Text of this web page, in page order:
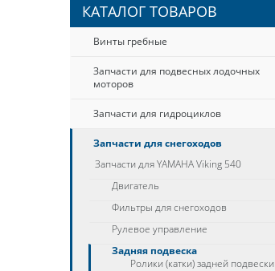
КАТАЛОГ ТОВАРОВ
Винты гребные
Запчасти для подвесных лодочных
моторов
Запчасти для гидроциклов
Запчасти для снегоходов
Запчасти для YAMAHA Viking 540
Двигатель
Фильтры для снегоходов
Рулевое управление
Задняя подвеска
Ролики (катки) задней подвески